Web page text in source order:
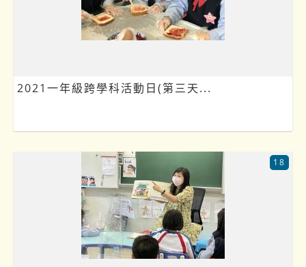
2021一年級跨學科活動日(第三天...
18